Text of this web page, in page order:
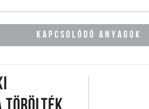
KAPCSOLÓDÓ ANYAGOK